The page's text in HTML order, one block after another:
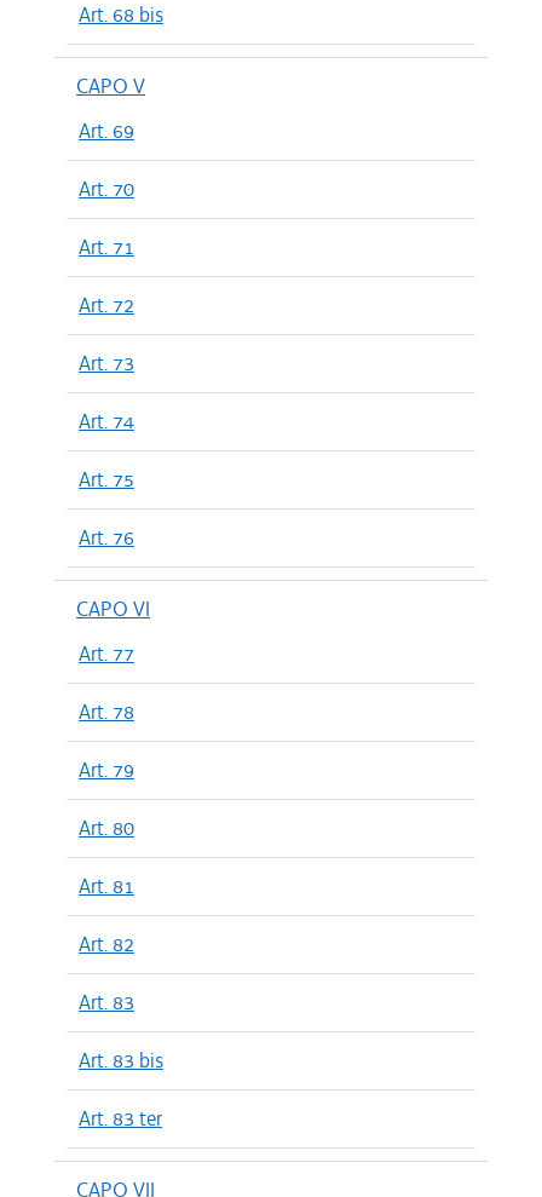
Art. 68 bis
CAPO V
Art. 69
Art. 70
Art. 71
Art. 72
Art. 73
Art. 74
Art. 75
Art. 76
CAPO VI
Art. 77
Art. 78
Art. 79
Art. 80
Art. 81
Art. 82
Art. 83
Art. 83 bis
Art. 83 ter
CAPO VII